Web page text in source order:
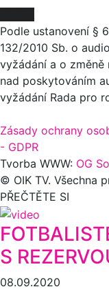
Podle ustanovení §
132/2010 Sb. o
vyžádání a o změně
nad poskytováním
vyžádání Rada pro
Zásady ochrany
- GDPR
Tvorba WWW: OG
© OIK TV. Všechna
PŘEČTĚTE SI
S
08.09.2020